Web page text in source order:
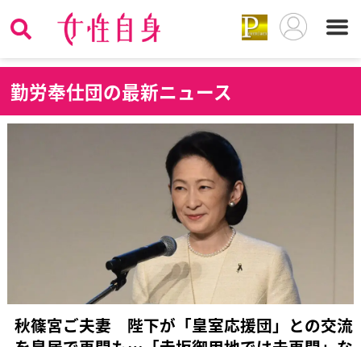
勤労奉仕団の最新ニュース
秋篠宮ご夫妻 陛下が「皇室応援団」との交流